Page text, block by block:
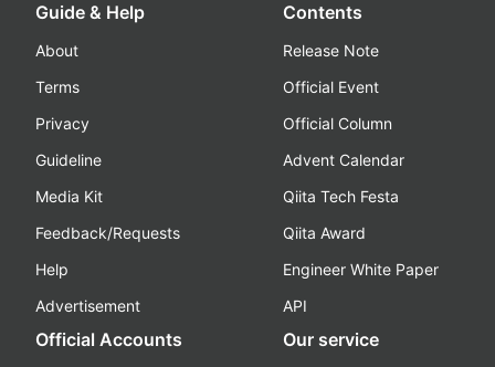
Guide & Help
About
Terms
Privacy
Guideline
Media Kit
Feedback/Requests
Help
Advertisement
Contents
Release Note
Official Event
Official Column
Advent Calendar
Qiita Tech Festa
Qiita Award
Engineer White Paper
API
Official Accounts Our service